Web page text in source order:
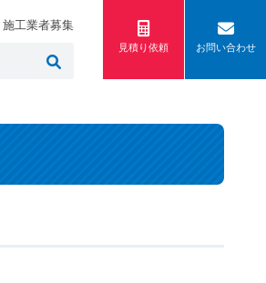
施工業者募集
見積り依頼 お問い合わせ